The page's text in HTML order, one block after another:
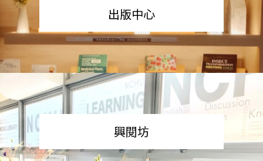
出版中心
興閱坊